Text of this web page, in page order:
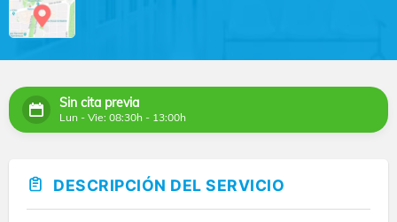
Sin cita previa
Lun - Vie: 08:30h - 13:00h
DESCRIPCIÓN DEL SERVICIO